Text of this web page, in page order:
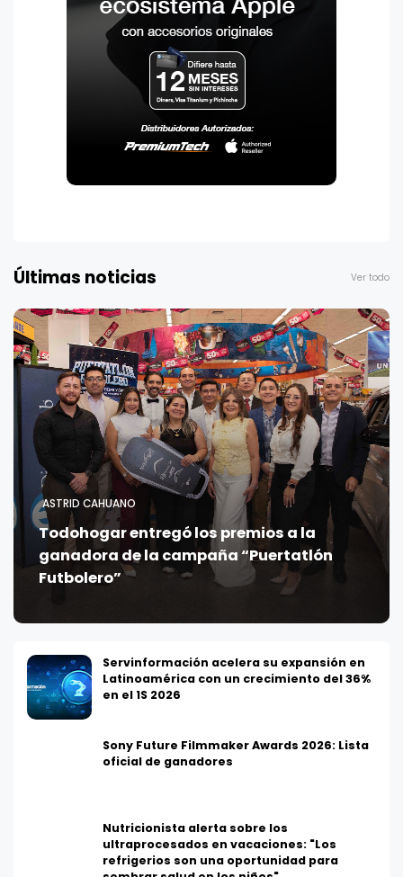
Últimas noticias Ver todo
ASTRID CAHUANO
Todohogar entregó los premios a la
ganadora de la campaña “Puertatlón
Futbolero”
Servinformación acelera su expansión en
Latinoamérica con un crecimiento del 36%
en el 1S 2026
Sony Future Filmmaker Awards 2026: Lista
oficial de ganadores
Nutricionista alerta sobre los
ultraprocesados en vacaciones: "Los
refrigerios son una oportunidad para